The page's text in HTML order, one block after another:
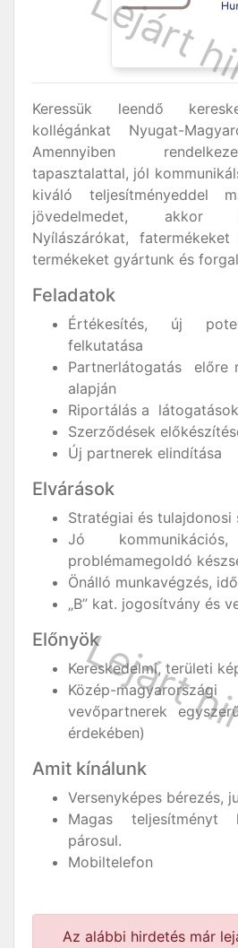
Keressük leendő
kollégánkat Nyugat-
Amennyiben
tapasztalattal, jól
kiváló teljesítményeddel
jövedelmedet, akkor
Nyílászárókat,
termékeket gyártunk és
Feladatok
Értékesítés, új
felkutatása
Partnerlátogatás előre
alapján
Riportálás a
Szerződések
Új partnerek elindítása
Elvárások
Stratégiai és tulajdonosi
Jó
problémamegoldó
Önálló munkavégzés,
„B” kat. jogosítvány és
Előnyök
Kereskedelmi, területi
Közép-
vevőpartnerek
érdekében)
Amit kínálunk
Versenyképes bérezés,
Magas teljesítményt
párosul.
Mobiltelefon
Az alábbi hirdetés már